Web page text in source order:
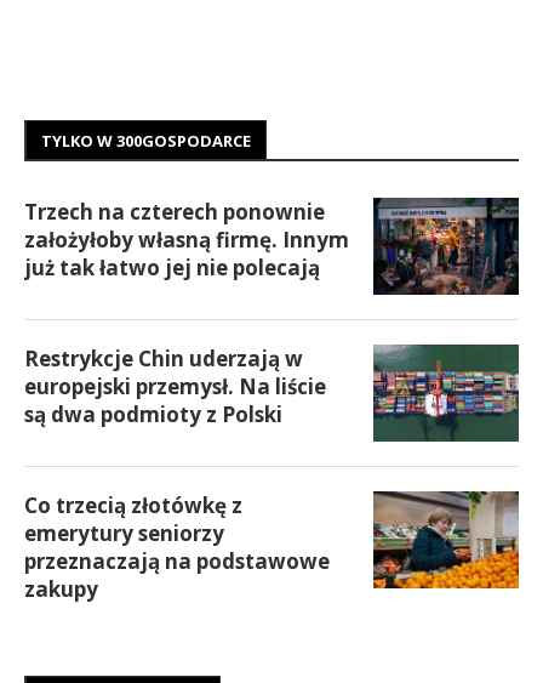
TYLKO W 300GOSPODARCE
Trzech na czterech ponownie
założyłoby własną firmę. Innym
już tak łatwo jej nie polecają
Restrykcje Chin uderzają w
europejski przemysł. Na liście
są dwa podmioty z Polski
Co trzecią złotówkę z
emerytury seniorzy
przeznaczają na podstawowe
zakupy